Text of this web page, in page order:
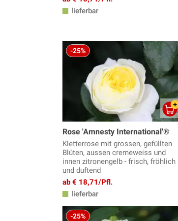
lieferbar
-25%
Rose 'Amnesty International'®
Kletterrose mit grossen, gefüllten
Blüten, aussen cremeweiss und
innen zitronengelb - frisch, fröhlich
und duftend
ab € 18,71/Pfl.
lieferbar
-25%